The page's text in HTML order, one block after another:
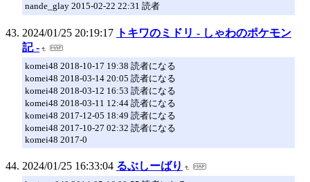
nande_glay 2015-02-22 22:31 読者
2024/01/25 20:19:17
トキワのミドリ - しゃわのポケモン
記 -
komei48 2018-10-17 19:38 読者になる
komei48 2018-03-14 20:05 読者になる
komei48 2018-03-12 16:53 読者になる
komei48 2018-03-11 12:44 読者になる
komei48 2017-12-05 18:49 読者になる
komei48 2017-10-27 02:32 読者になる
komei48 2017-0
2024/01/25 16:33:04 るぶしーばり